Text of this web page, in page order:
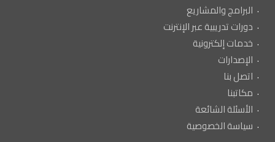
البرامج والمشاريع
دورات تدريبية عبر الإنترنت
خدمات إلكترونية
الإصدارات
اتصل بنا
مكاتبنا
الأسئلة الشائعة
سياسة الخصوصية